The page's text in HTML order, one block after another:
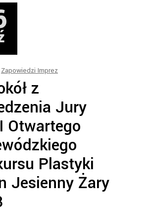
Zapowiedzi Imprez
z
Jury
Otwartego
Plastyki
Jesienny Żary